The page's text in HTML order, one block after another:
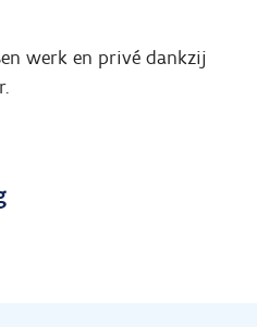
werk en privé dankzij